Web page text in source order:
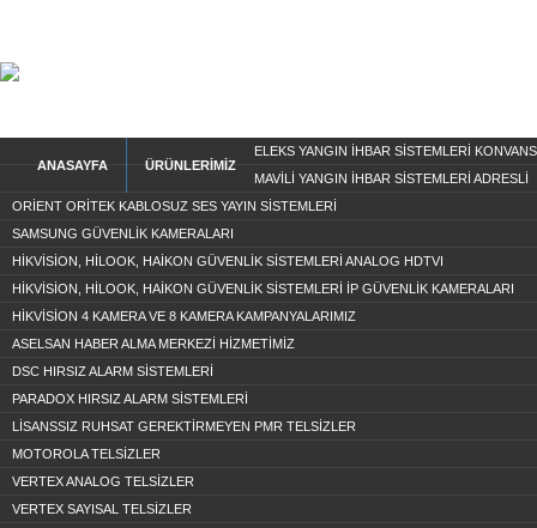
ANASAYFA ÜRÜNLERİMİZ
ELEKS YANGIN İHBAR SİSTEMLERİ
MAVİLİ YANGIN İHBAR SİSTEMLERİ ADRESLİ
ORİENT ORİTEK KABLOSUZ SES YAYIN SİSTEMLERİ
SAMSUNG GÜVENLİK KAMERALARI
HİKVİSİON, HİLOOK, HAİKON GÜVENLİK SİSTEMLERİ ANALOG HDTVI
HİKVİSİON, HİLOOK, HAİKON GÜVENLİK SİSTEMLERİ İP GÜVENLİK KAMERALARI
HİKVİSİON 4 KAMERA VE 8 KAMERA KAMPANYALARIMIZ
ASELSAN HABER ALMA MERKEZİ HİZMETİMİZ
DSC HIRSIZ ALARM SİSTEMLERİ
PARADOX HIRSIZ ALARM SİSTEMLERİ
LİSANSSIZ RUHSAT GEREKTİRMEYEN PMR TELSİZLER
MOTOROLA TELSİZLER
VERTEX ANALOG TELSİZLER
VERTEX SAYISAL TELSİZLER